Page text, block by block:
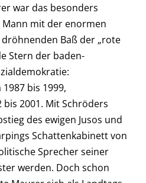
war das besonders
mit der enormen
Baß der „rote
Stern der baden-
bis 1999,
2001. Mit Schröders
des ewigen Jusos und
Schattenkabinett von
Sprecher seiner
werden. Doch schon